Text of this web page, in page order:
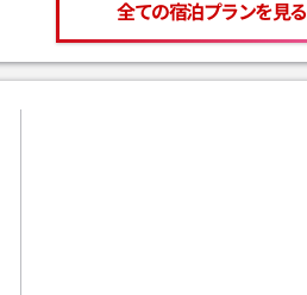
全ての宿泊プランを見る